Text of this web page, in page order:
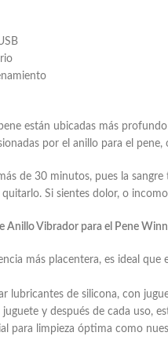
están ubicadas más
por el anillo para el
de 30 minutos, pues la
Si sientes dolor, o
Anillo Vibrador para el Pene
más placentera, es ideal
lubricantes de silicona, con
juguete y después de cada uso,
para limpieza óptima como